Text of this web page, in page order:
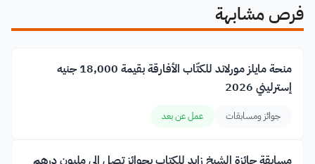
فرص مشابهة
منحة مايلز مورلاند للكتّاب الأفارقة بقيمة 18,000 جنيه
إسترليني 2026
جوائز ومسابقات عمل عن بعد
مسابقة جائزة الشيخ زايد للكتاب بجوائز تصل إلى مليون درهم